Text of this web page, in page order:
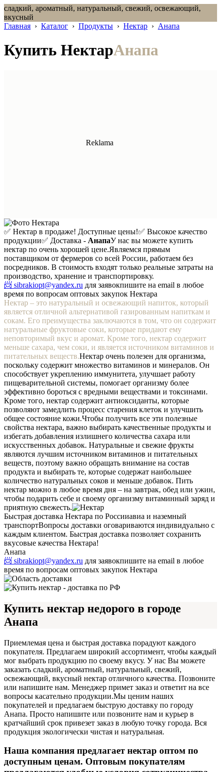
сладкий, ароматный, натуральный, свежий, освежающий,
вкусный
Главная › Каталог › Продукты › Нектар › Анапа
Купить НектарАнапа
✅ Нектар в продаже! Доступные цены!✅ Высокое качество
продукции✅ Доставка - АнапаУ нас вы можете купить
нектар по очень хорошей цене.Являемся прямым
поставщиком от фермеров со всей России, работаем без
посредников. В стоимость входят только реальные затраты на
производство, хранение и транспортировку.
📨 sibrakiopt@yandex.ru для заявокпишите на email в любое
время по вопросам оптовых закупок Нектара
Нектар – это натуральный и освежающий напиток, который
является отличной альтернативой газированным напиткам и
сокам. Его преимущества заключаются в том, что он содержит
натуральные фруктовые соки, которые придают ему
неповторимый вкус и аромат. Кроме того, нектар содержит
меньше сахара, чем соки, и является источником витаминов и
питательных веществ.Нектар очень полезен для организма,
поскольку содержит множество витаминов и минералов. Он
способствует укреплению иммунитета, улучшает работу
пищеварительной системы, помогает организму более
эффективно бороться с вредными веществами и токсинами.
Кроме того, нектар содержит антиоксиданты, которые
позволяют замедлить процесс старения клеток и улучшить
общее состояние кожи.Чтобы получить все эти полезные
свойства нектара, важно выбирать качественные продукты и
избегать добавления излишнего количества сахара или
искусственных добавок. Натуральные и свежие фрукты
являются лучшим источником витаминов и питательных
веществ, поэтому важно обращать внимание на состав
продукта и выбирать те, которые содержат наибольшее
количество натуральных соков и меньше добавок. Пить
нектар можно в любое время дня – на завтрак, обед или ужин,
чтобы подарить себе и своему организму витаминный заряд и
приятную свежесть.
Быстрая доставка Нектара по Россииавиа и наземный
транспортВопросы доставки оговариваются индивидуально с
каждым клиентом. Быстрая доставка позволяет сохранить
вкусовые качества Нектара!
Анапа
📨 sibrakiopt@yandex.ru для заявокпишите на email в любое
время по вопросам оптовых закупок Нектара
Купить нектар недорого в городе
Анапа
Приемлемая цена и быстрая доставка порадуют каждого
покупателя. Предлагаем широкий ассортимент, чтобы каждый
мог выбрать продукцию по своему вкусу. У нас Вы можете
заказать сладкий, ароматный, натуральный, свежий,
освежающий, вкусный нектар отличного качества. Позвоните
или напишите нам. Менеджер примет заказ и ответит на все
вопросы касательно продукции.Мы ценим наших
покупателей и предлагаем быструю доставку по городу
Анапа. Просто напишите или позвоните нам и курьер в
кратчайший срок привезет заказ в любую точку города. Вся
продукция экологически чистая и натуральная.
Наша компания предлагает нектар оптом по
доступным ценам. Оптовым покупателям